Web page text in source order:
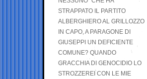
STRAPPATO IL PARTITO
ALBERGHIERO AL GRILLOZZO
IN CAPO, A PARAGONE DI
GIUSEPPI UN DEFICIENTE
COMUNE? QUANDO
GRACCHIA DI GENOCIDIO LO
STROZZEREI CON LE MIE